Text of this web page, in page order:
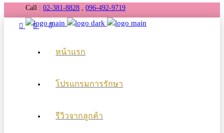
Call :02-381-8828 ,096-492-9719
หน้าแรก
โปรแกรมการรักษา
รีวิวจากลูกค้า